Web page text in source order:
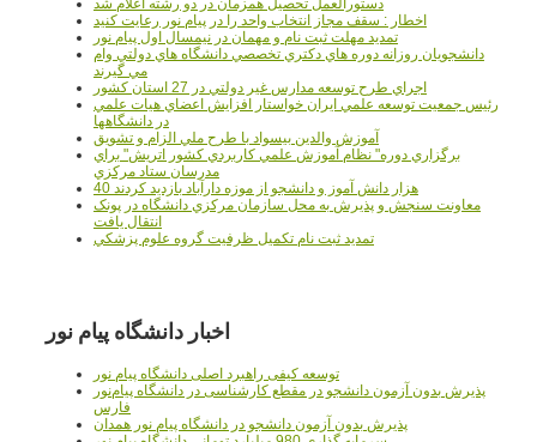
دستورالعمل تحصیل همزمان در دو رشته اعلام شد
اخطار : سقف مجاز انتخاب واحد را در پیام نور رعایت کنید
تمدید مهلت ثبت نام و مهمان در نیمسال اول پیام نور
دانشجويان روزانه دوره هاي دكتري تخصصي دانشگاه هاي دولتي وام
مي گيرند
اجراي طرح توسعه مدارس غير دولتي در 27 استان کشور
رئيس جمعيت توسعه علمي ايران خواستار افزايش اعضاي هيات علمي
در دانشگاهها
آموزش والدين بيسواد با طرح ملي الزام و تشويق
برگزاري دوره" نظام آموزش علمي كاربردي كشور اتريش" براي
مدرسان ستاد مرکزي
40 هزار دانش آموز و دانشجو از موزه دارآباد بازديد کردند
معاونت سنجش و پذيرش به محل سازمان مرکزي دانشگاه در پونک
انتقال يافت
تمديد ثبت نام تکميل ظرفيت گروه علوم پزشکي
اخبار دانشگاه پیام نور
توسعه کیفی راهبرد اصلی دانشگاه پیام نور
پذیرش بدون آزمون دانشجو در مقطع کارشناسی در دانشگاه پیام‌نور
فارس
پذیرش بدون آزمون دانشجو در دانشگاه پیام نور همدان